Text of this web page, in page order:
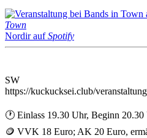
Town
Nordir aufSpotify
SW
https://kuckucksei.club/
🕐 Einlass 19.30 Uhr, Beginn 20.30
🪙 VVK 18 Euro; AK 20 Euro,